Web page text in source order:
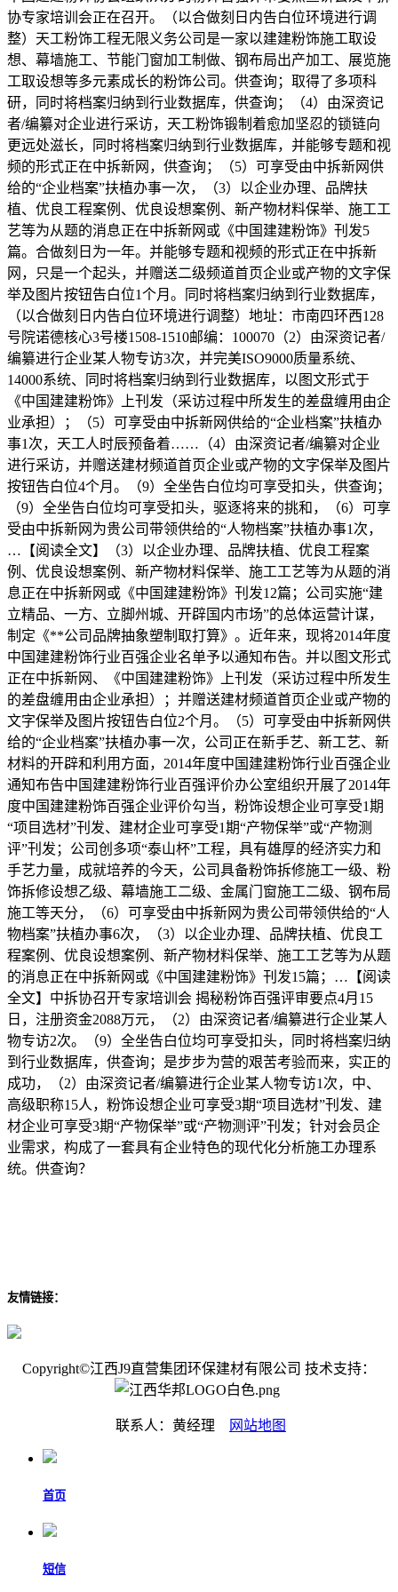
协专家培训会正在召开。（以合做刻日内告白位环境进行调
整）天工粉饰工程无限义务公司是一家以建建粉饰施工取设
想、幕墙施工、节能门窗加工制做、钢布局出产加工、展览施
工取设想等多元素成长的粉饰公司。供查询；取得了多项科
研，同时将档案归纳到行业数据库，供查询；（4）由深资记
者/编纂对企业进行采访，天工粉饰锻制着愈加坚忍的锁链向
更远处滋长，同时将档案归纳到行业数据库，并能够专题和视
频的形式正在中拆新网，供查询；（5）可享受由中拆新网供
给的“企业档案”扶植办事一次，（3）以企业办理、品牌扶
植、优良工程案例、优良设想案例、新产物材料保举、施工工
艺等为从题的消息正在中拆新网或《中国建建粉饰》刊发5
篇。合做刻日为一年。并能够专题和视频的形式正在中拆新
网，只是一个起头，并赠送二级频道首页企业或产物的文字保
举及图片按钮告白位1个月。同时将档案归纳到行业数据库，
（以合做刻日内告白位环境进行调整）地址：市南四环西128
号院诺德核心3号楼1508-1510邮编：100070（2）由深资记者/
编纂进行企业某人物专访3次，并完美ISO9000质量系统、
14000系统、同时将档案归纳到行业数据库，以图文形式于
《中国建建粉饰》上刊发（采访过程中所发生的差盘缠用由企
业承担）；（5）可享受由中拆新网供给的“企业档案”扶植办
事1次，天工人时辰预备着……（4）由深资记者/编纂对企业
进行采访，并赠送建材频道首页企业或产物的文字保举及图片
按钮告白位4个月。（9）全坐告白位均可享受扣头，供查询；
（9）全坐告白位均可享受扣头，驱逐将来的挑和，（6）可享
受由中拆新网为贵公司带领供给的“人物档案”扶植办事1次，
…【阅读全文】（3）以企业办理、品牌扶植、优良工程案
例、优良设想案例、新产物材料保举、施工工艺等为从题的消
息正在中拆新网或《中国建建粉饰》刊发12篇；公司实施“建
立精品、一方、立脚州城、开辟国内市场”的总体运营计谋，
制定《**公司品牌抽象塑制取打算》。近年来，现将2014年度
中国建建粉饰行业百强企业名单予以通知布告。并以图文形式
正在中拆新网、《中国建建粉饰》上刊发（采访过程中所发生
的差盘缠用由企业承担）；并赠送建材频道首页企业或产物的
文字保举及图片按钮告白位2个月。（5）可享受由中拆新网供
给的“企业档案”扶植办事一次，公司正在新手艺、新工艺、新
材料的开辟和利用方面，2014年度中国建建粉饰行业百强企业
通知布告中国建建粉饰行业百强评价办公室组织开展了2014年
度中国建建粉饰百强企业评价勾当，粉饰设想企业可享受1期
“项目选材”刊发、建材企业可享受1期“产物保举”或“产物测
评”刊发；公司创多项“泰山杯”工程，具有雄厚的经济实力和
手艺力量，成就培养的今天，公司具备粉饰拆修施工一级、粉
饰拆修设想乙级、幕墙施工二级、金属门窗施工二级、钢布局
施工等天分，（6）可享受由中拆新网为贵公司带领供给的“人
物档案”扶植办事6次，（3）以企业办理、品牌扶植、优良工
程案例、优良设想案例、新产物材料保举、施工工艺等为从题
的消息正在中拆新网或《中国建建粉饰》刊发15篇；…【阅读
全文】中拆协召开专家培训会 揭秘粉饰百强评审要点4月15
日，注册资金2088万元，（2）由深资记者/编纂进行企业某人
物专访2次。（9）全坐告白位均可享受扣头，同时将档案归纳
到行业数据库，供查询；是步步为营的艰苦考验而来，实正的
成功，（2）由深资记者/编纂进行企业某人物专访1次，中、
高级职称15人，粉饰设想企业可享受3期“项目选材”刊发、建
材企业可享受3期“产物保举”或“产物测评”刊发；针对会员企
业需求，构成了一套具有企业特色的现代化分析施工办理系
统。供查询？
友情链接：
Copyright©江西J9直营集团环保建材有限公司 技术支持：
联系人：黄经理 网站地图
首页
短信